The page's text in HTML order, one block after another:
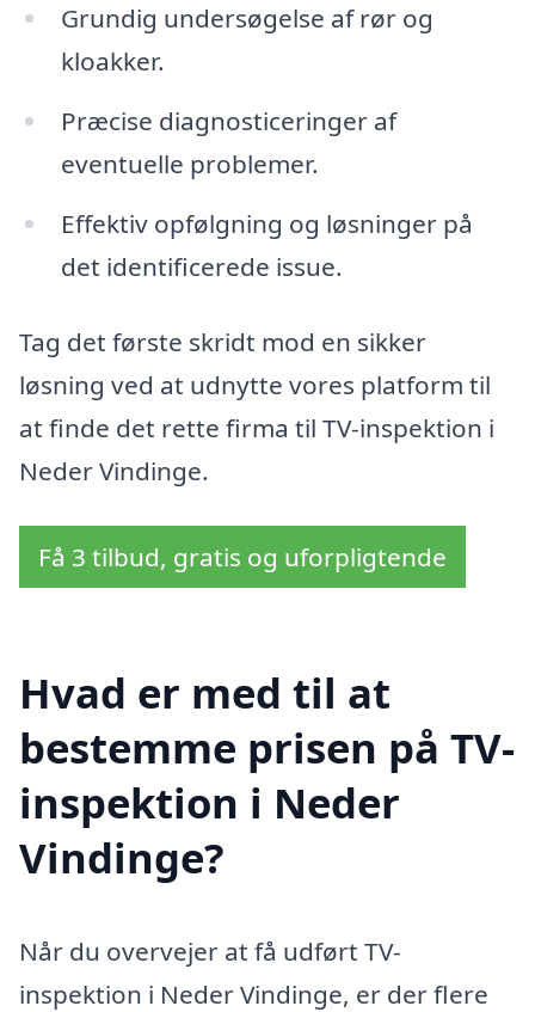
Grundig undersøgelse af rør og
kloakker.
Præcise diagnosticeringer af
eventuelle problemer.
Effektiv opfølgning og løsninger på
det identificerede issue.
Tag det første skridt mod en sikker
løsning ved at udnytte vores platform til
at finde det rette firma til TV-inspektion i
Neder Vindinge.
Få 3 tilbud, gratis og uforpligtende
Hvad er med til at
bestemme prisen på TV-
inspektion i Neder
Vindinge?
Når du overvejer at få udført TV-
inspektion i Neder Vindinge, er der flere